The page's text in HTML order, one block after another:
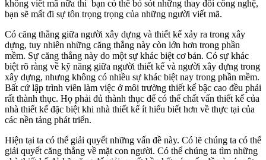
không viết mã nữa thì bạn có thể bỏ sót những thay đổi công nghệ,
bạn sẽ mất đi sự tôn trọng trọng của những người viết mã.
Có căng thẳng giữa người xây dựng và thiết kế xảy ra trong xây
dựng, tuy nhiên những căng thẳng này còn lớn hơn trong phần
mềm. Sự căng thẳng này do một sự khác biệt cơ bản. Có sự khác
biệt rõ ràng về kỹ năng giữa người thiết kế và người xây dựng trong
xây dựng, nhưng không có nhiều sự khác biệt nay trong phần mềm.
Bất cứ lập trình viên làm việc ở môi trường thiết kế bậc cao đều phải
rất thành thục. Họ phải đủ thành thục để có thể chất vấn thiết kế của
nhà thiết kế đặc biệt khi nhà thiết kế ít hiểu biết hơn về thực tại của
các nền tảng phát triển.
Hiện tại ta có thể giải quyết những vấn đề này. Có lẽ chúng ta có thể
giải quyết căng thẳng về mặt con người. Có thể chúng ta tìm những